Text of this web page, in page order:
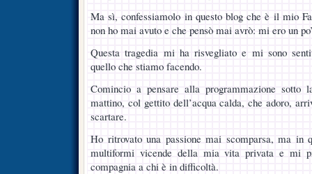
Ma sì, confessiamolo in questo blog che è il mio
non ho mai avuto e che pensò mai avrò: mi ero un
Questa tragedia mi ha risvegliato e mi sono
quello che stiamo facendo.
Comincio a pensare alla programmazione
mattino, col gettito dell’acqua calda, che adoro,
scartare.
Ho ritrovato una passione mai scomparsa, ma in
multiformi vicende della mia vita privata e mi
compagnia a chi è in difficoltà.